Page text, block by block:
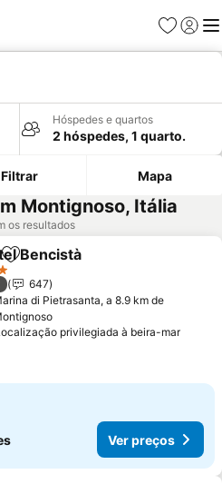
Favoritos
Iniciar
Hóspedes e quartos
2 hóspedes, 1 quarto.
Filtrar Mapa
Montignoso, Itália
os resultados
Adicionar aos favoritos
Bencistà
647
di Pietrasanta, a 8.9 km de
privilegiada à beira-marVer
Ver preços